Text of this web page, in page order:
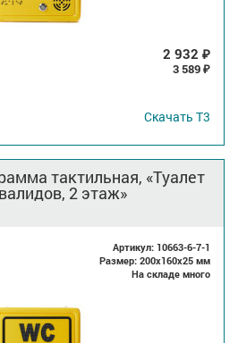
2 932 ₽
3 589 ₽
Скачать Т3
тактильная, «Туалет
2 этаж»
Артикул: 10663-6-7-1
Размер: 200x160x25 мм
На складе много